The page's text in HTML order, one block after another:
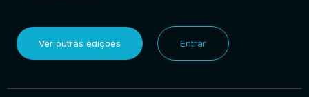
Ver outras edições Entrar